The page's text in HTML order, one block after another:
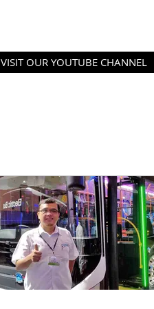
VISIT OUR YOUTUBE CHANNEL